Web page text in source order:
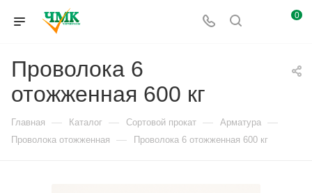
0
Проволока 6
отожженная 600 кг
Главная — Каталог — Сортовой прокат — Арматура —
Проволока отожженная — Проволока 6 отожженная 600 кг